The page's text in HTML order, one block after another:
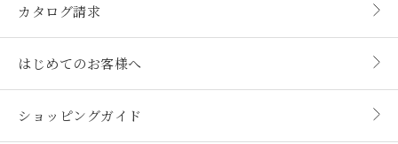
カタログ請求
はじめてのお客様へ
ショッピングガイド